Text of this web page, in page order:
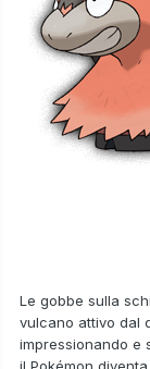
Le gobbe sulla
vulcano attivo dal
impressionando e
il Pokémon